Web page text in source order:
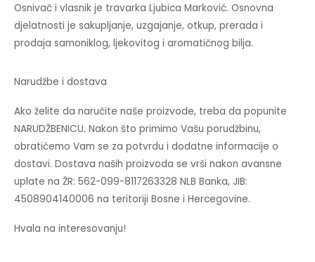
Osnivač i vlasnik je travarka Ljubica Marković. Osnovna
djelatnosti je sakupljanje, uzgajanje, otkup, prerada i
prodaja samoniklog, ljekovitog i aromatičnog bilja.
Narudžbe i dostava
Ako želite da naručite naše proizvode, treba da popunite
NARUDŽBENICU. Nakon što primimo Vašu porudžbinu,
obratićemo Vam se za potvrdu i dodatne informacije o
dostavi. Dostava naših proizvoda se vrši nakon avansne
uplate na ŽR: 562-099-8117263328 NLB Banka, JIB:
4508904140006 na teritoriji Bosne i Hercegovine.
Hvala na interesovanju!